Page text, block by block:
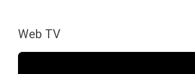
Web TV